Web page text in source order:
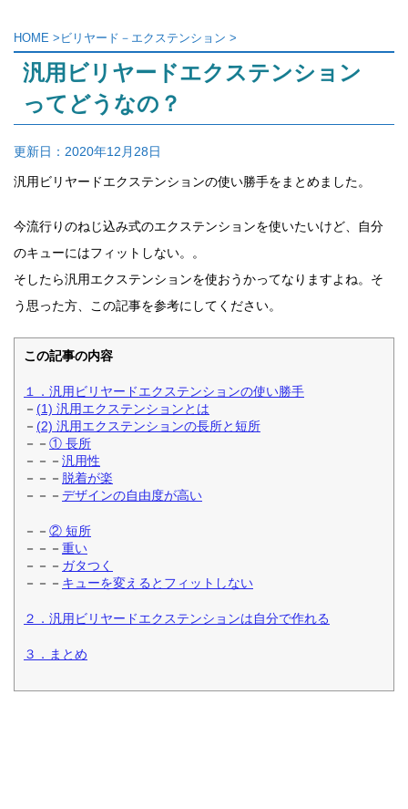
HOME > ビリヤード－エクステンション >
汎用ビリヤードエクステンション
ってどうなの？
更新日： 2020年12月28日
汎用ビリヤードエクステンションの使い勝手をまとめました。
今流行りのねじ込み式のエクステンションを使いたいけど、自分
のキューにはフィットしない。。
そしたら汎用エクステンションを使おうかってなりますよね。そ
う思った方、この記事を参考にしてください。
この記事の内容
１．汎用ビリヤードエクステンションの使い勝手
－ (1) 汎用エクステンションとは
－ (2) 汎用エクステンションの長所と短所
－－ ① 長所
－－－ 汎用性
－－－ 脱着が楽
－－－ デザインの自由度が高い
－－ ② 短所
－－－ 重い
－－－ ガタつく
－－－ キューを変えるとフィットしない
２．汎用ビリヤードエクステンションは自分で作れる
３．まとめ